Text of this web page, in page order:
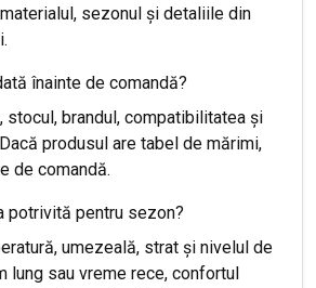
sezonul și detaliile din
înainte de comandă?
stocul, brandul, compatibilitatea și
produsul are tabel de mărimi,
de comandă.
potrivită pentru sezon?
umezeală, strat și nivelul de
lung sau vreme rece, confortul